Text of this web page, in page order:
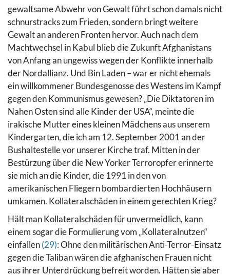
gewaltsame Abwehr von Gewalt führt schon damals nicht
schnurstracks zum Frieden, sondern bringt weitere
Gewalt an anderen Fronten hervor. Auch nach dem
Machtwechsel in Kabul blieb die Zukunft Afghanistans
von Anfang an ungewiss wegen der Konflikte innerhalb
der Nordallianz. Und Bin Laden – war er nicht ehemals
ein willkommener Bundesgenosse des Westens im Kampf
gegen den Kommunismus gewesen? „Die Diktatoren im
Nahen Osten sind alle Kinder der USA“, meinte die
irakische Mutter eines kleinen Mädchens aus unserem
Kindergarten, die ich am 12. September 2001 an der
Bushaltestelle vor unserer Kirche traf. Mitten in der
Bestürzung über die New Yorker Terroropfer erinnerte
sie mich an die Kinder, die 1991 in den von
amerikanischen Fliegern bombardierten Hochhäusern
umkamen. Kollateralschäden in einem gerechten Krieg?
Hält man Kollateralschäden für unvermeidlich, kann
einem sogar die Formulierung vom „Kollateralnutzen“
einfallen(29): Ohne den militärischen Anti-Terror-Einsatz
gegen die Taliban wären die afghanischen Frauen nicht
aus ihrer Unterdrückung befreit worden. Hätten sie aber